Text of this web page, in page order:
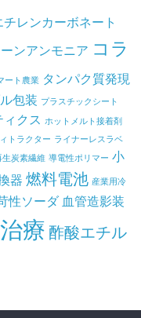
チレンカーボネート
ンアンモニア コラ
ート農業 タンパク質発現
包装 プラスチックシート
クス ホットメルト接着剤
トラクター ライナーレスラベ
生炭素繊維 導電性ポリマー 小
器 燃料電池 産業用冷
性ソーダ 血管造影装
療 酢酸エチル